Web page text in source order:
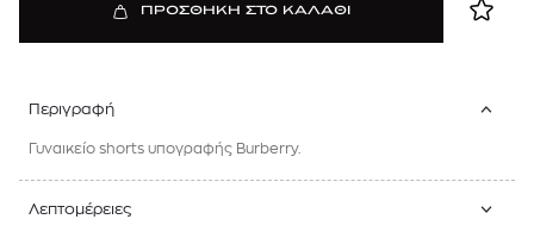
ΠΡΟΣΘΗΚΗ ΣΤΟ ΚΑΛΑΘΙ
Περιγραφή
Γυναικείο shorts υπογραφής Burberry.
Λεπτομέρειες